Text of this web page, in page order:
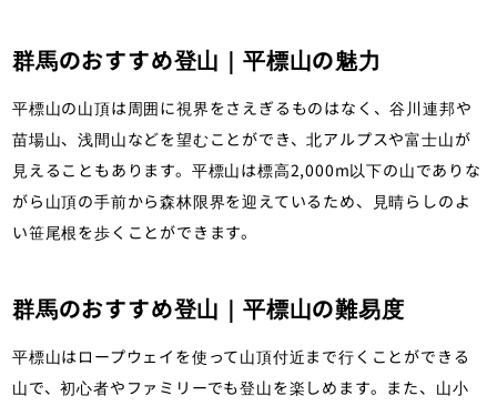
群馬のおすすめ登山｜平標山の魅力
平標山の山頂は周囲に視界をさえぎるものはなく、谷川連邦や
苗場山、浅間山などを望むことができ、北アルプスや富士山が
見えることもあります。平標山は標高2,000m以下の山でありな
がら山頂の手前から森林限界を迎えているため、見晴らしのよ
い笹尾根を歩くことができます。
群馬のおすすめ登山｜平標山の難易度
平標山はロープウェイを使って山頂付近まで行くことができる
山で、初心者やファミリーでも登山を楽しめます。また、山小